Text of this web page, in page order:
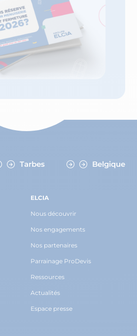
Tarbes Belgique
ELCIA
Nous découvrir
Nos engagements
Nos partenaires
Parrainage ProDevis
Ressources
Actualités
Espace presse